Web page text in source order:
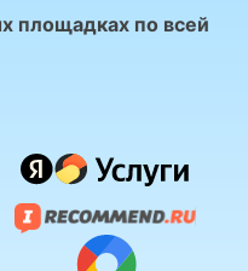
площадках по всей